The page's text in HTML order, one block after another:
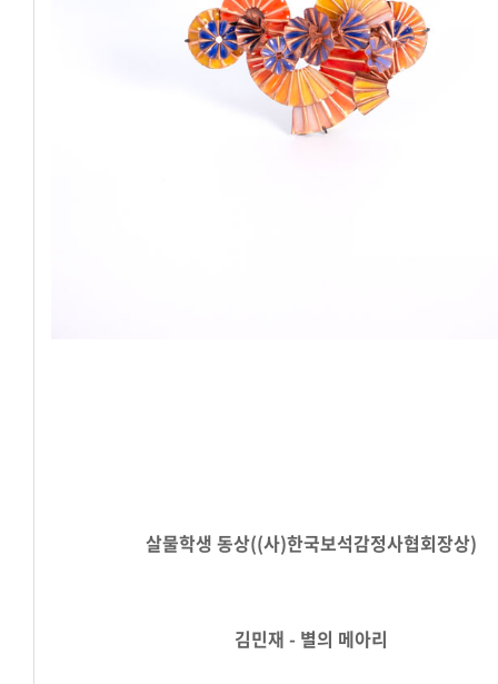
살물학생 동상((사)한국보석감정사협회장상)
김민재 - 별의 메아리